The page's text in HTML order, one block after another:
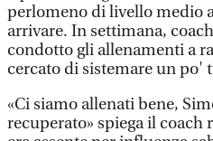
perlomeno di livello medio
arrivare. In settimana,
condotto gli allenamenti a
cercato di sistemare un
«Ci siamo allenati bene,
recuperato» spiega il coach